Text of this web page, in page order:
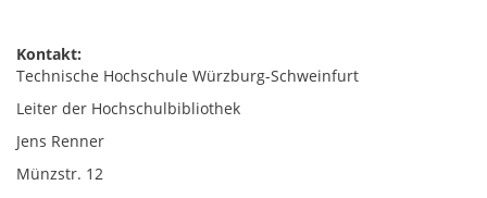
Kontakt:
Technische Hochschule Würzburg-Schweinfurt
Leiter der Hochschulbibliothek
Jens Renner
Münzstr. 12